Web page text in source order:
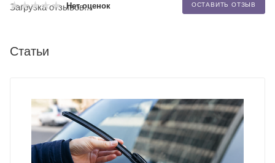
Нет оценок ОСТАВИТЬ ОТЗЫВ
Загрузка отзывов...
Статьи